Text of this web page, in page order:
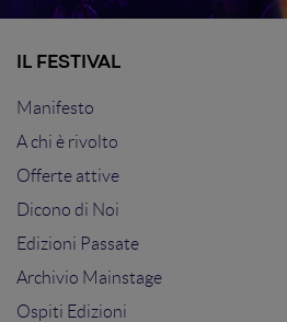
IL FESTIVAL
Manifesto
A chi è rivolto
Offerte attive
Dicono di Noi
Edizioni Passate
Archivio Mainstage
Ospiti Edizioni